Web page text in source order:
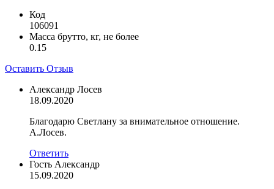
Код
106091
Масса брутто, кг, не более
0.15
Оставить Отзыв
Александр Лосев
18.09.2020
Благодарю Светлану за внимательное отношение.
А.Лосев.
Ответить
Гость Александр
15.09.2020